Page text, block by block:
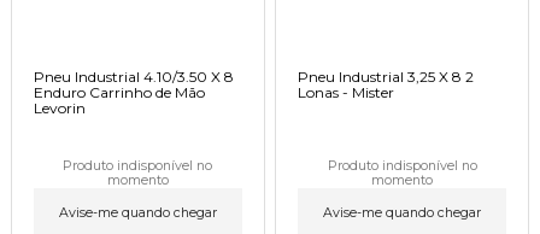
Pneu Industrial 4.10/3.50 X 8
Enduro Carrinho de Mão
Levorin
Produto indisponível no
momento
Avise-me quando chegar
Pneu Industrial 3,25 X 8 2
Lonas - Mister
Produto indisponível no
momento
Avise-me quando chegar